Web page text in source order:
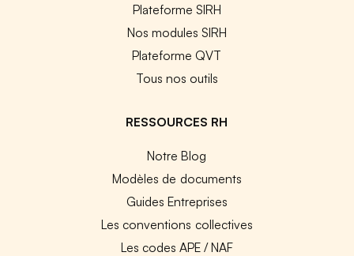
Plateforme SIRH
Nos modules SIRH
Plateforme QVT
Tous nos outils
RESSOURCES RH
Notre Blog
Modèles de documents
Guides Entreprises
Les conventions collectives
Les codes APE / NAF